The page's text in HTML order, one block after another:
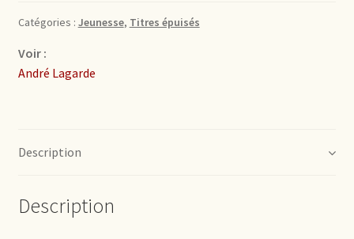
Catégories : Jeunesse, Titres épuisés
Voir :
André Lagarde
Description
Description